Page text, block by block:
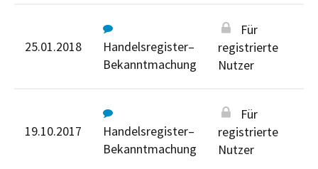
25.01.2018
Handelsregister–
Bekanntmachung
Für
registrierte
Nutzer
19.10.2017
Handelsregister–
Bekanntmachung
Für
registrierte
Nutzer